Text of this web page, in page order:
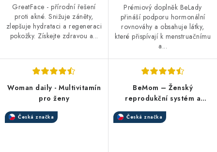
GreatFace - přírodní řešení
proti akné. Snižuje záněty,
zlepšuje hydrataci a regeneraci
pokožky. Získejte zdravou a...
Prémiový doplněk BeLady
přináší podporu hormonální
rovnováhy a obsahuje látky,
které přispívají k menstruačnímu
a...
Woman daily - Multivitamín
pro ženy
Česká značka
BeMom – Ženský
reprodukční systém a
Česká značka